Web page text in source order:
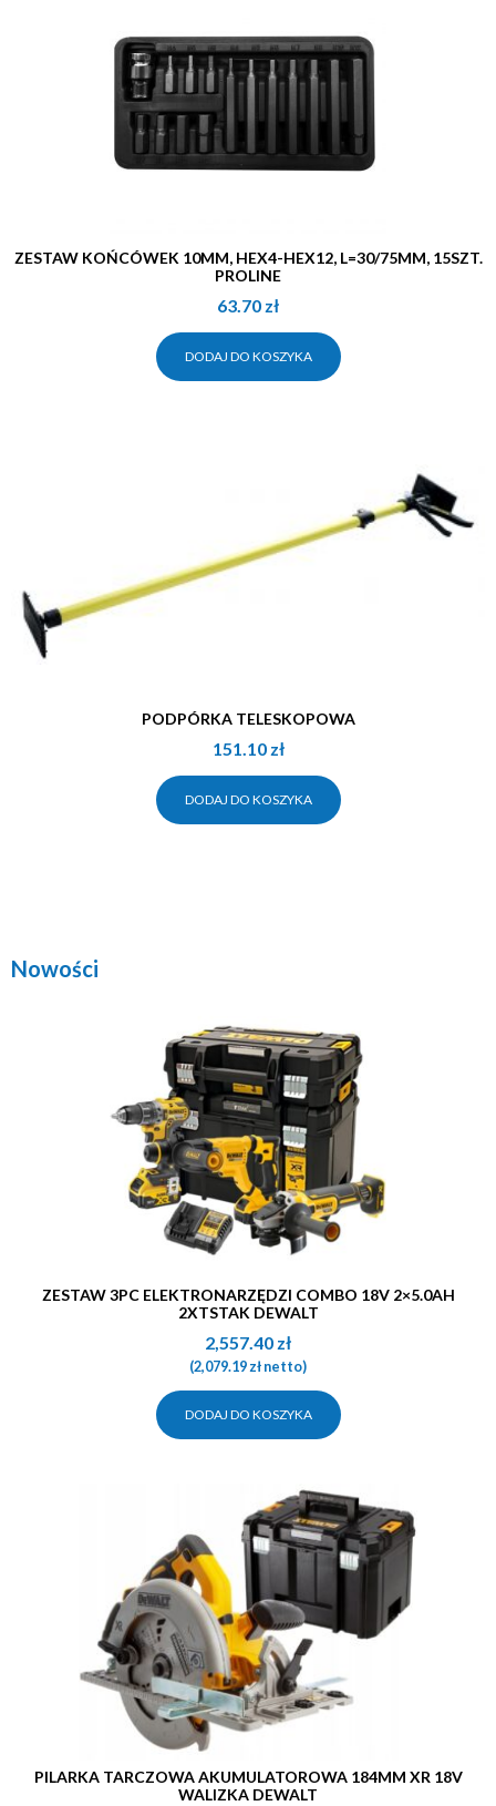
ZESTAW KOŃCÓWEK 10MM, HEX4-HEX12, L=30/75MM, 15SZT.
PROLINE
63.70 zł
DODAJ DO KOSZYKA
PODPÓRKA TELESKOPOWA
151.10 zł
DODAJ DO KOSZYKA
Nowości
ZESTAW 3PC ELEKTRONARZĘDZI COMBO 18V 2×5.0AH
2XTSTAK DEWALT
2,557.40 zł
(2,079.19złnetto)
DODAJ DO KOSZYKA
PILARKA TARCZOWA AKUMULATOROWA 184MM XR 18V
WALIZKA DEWALT